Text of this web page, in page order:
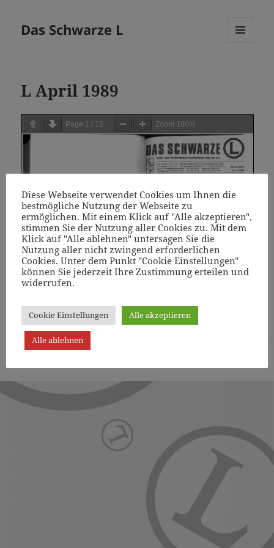
Das Schwarze L
L April 1989
Page 1 / 15 Zoom 100%
Page1/15 Zoom100%
Diese Webseite verwendet Cookies um Ihnen die
bestmögliche Nutzung der Webseite zu
ermöglichen. Mit einem Klick auf "Alle akzeptieren",
stimmen Sie der Nutzung aller Cookies zu. Mit dem
Klick auf "Alle ablehnen" untersagen Sie die
Nutzung aller nicht zwingend erforderlichen
Cookies. Unter dem Punkt "Cookie Einstellungen"
können Sie jederzeit Ihre Zustimmung erteilen und
widerrufen.
Cookie Einstellungen Alle akzeptieren
Alle ablehnen